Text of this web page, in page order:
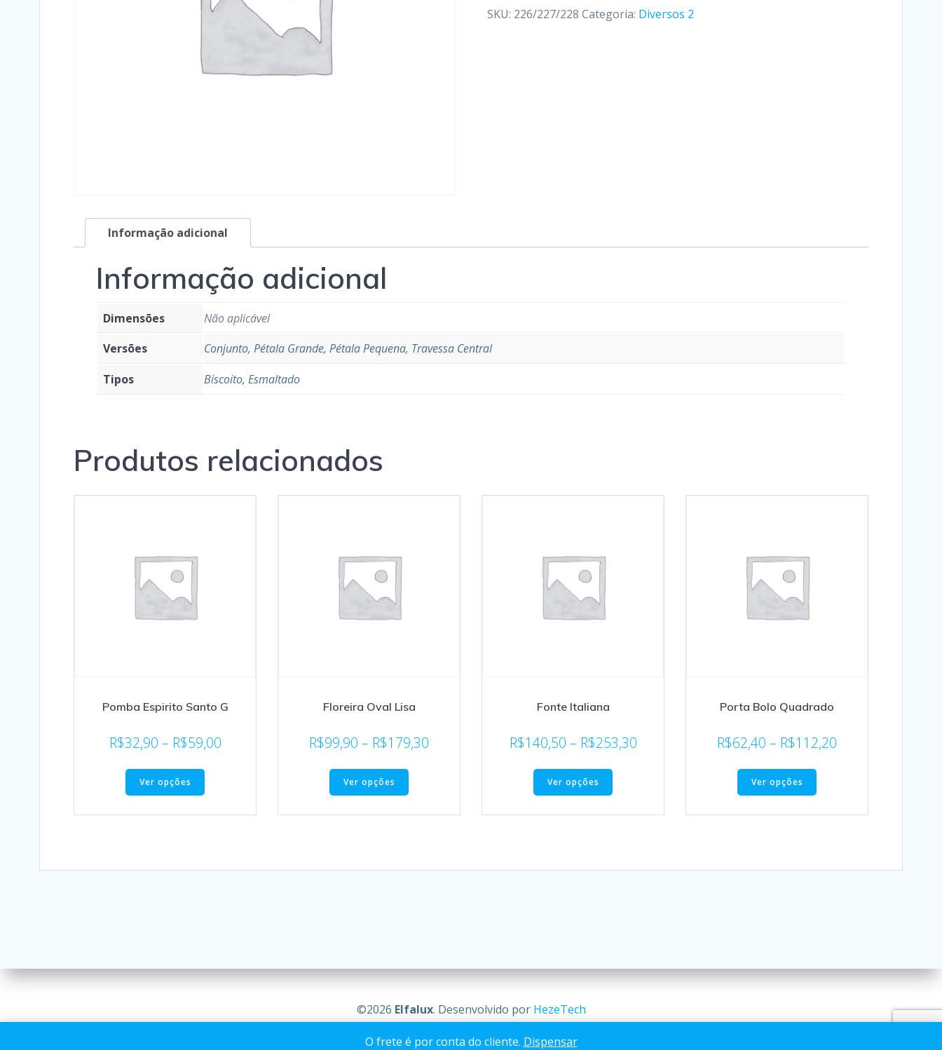
O frete é por conta do cliente. Dispensar
SKU: 226/227/228 Categoria: Diversos 2
Informação adicional
Informação adicional
Dimensões
Não aplicável
Versões
Conjunto, Pétala Grande, Pétala Pequena, Travessa Central
Tipos
Biscoito, Esmaltado
Produtos relacionados
Pomba Espirito Santo G
R$32,90 – R$59,00
Ver opções
Floreira Oval Lisa
R$99,90 – R$179,30
Ver opções
Fonte Italiana
R$140,50 – R$253,30
Ver opções
Porta Bolo Quadrado
R$62,40 – R$112,20
Ver opções
©2026 Elfalux. Desenvolvido por HezeTech